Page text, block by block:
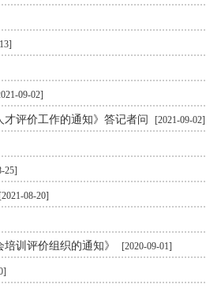
09-02]
才评价工作的通知》答记者问 [2021-09-02]
25]
[2021-08-20]
培训评价组织的通知》 [2020-09-01]